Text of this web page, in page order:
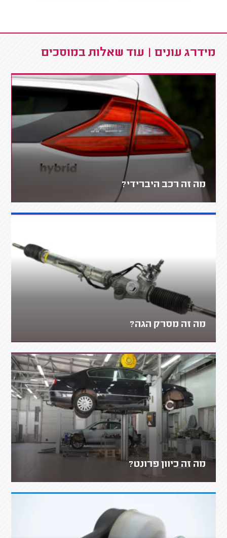
מידרג עונים | עוד שאלות במוסכים
מה זה רכב היברידי?
מה זה מסרק הגה?
מה זה כיוון פרונט?